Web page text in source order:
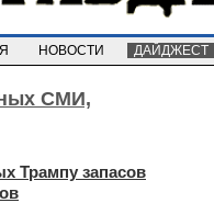
НОВОСТИ ДАЙДЖЕСТ
СМИ,
Трампу запасов